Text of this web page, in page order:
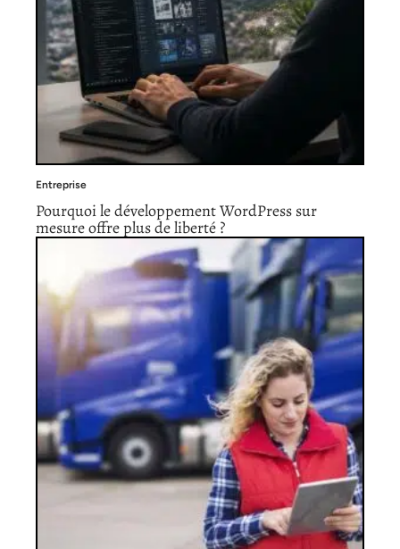
Entreprise
Pourquoi le développement WordPress sur
mesure offre plus de liberté ?